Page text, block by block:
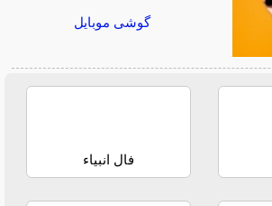
گوشی موبایل
فال انبیاء